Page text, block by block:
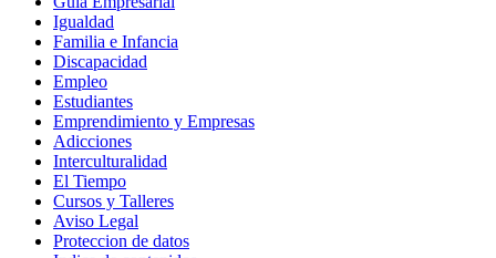
Igualdad
Familia e Infancia
Discapacidad
Empleo
Estudiantes
Emprendimiento y Empresas
Adicciones
Interculturalidad
El Tiempo
Cursos y Talleres
Aviso Legal
Proteccion de datos